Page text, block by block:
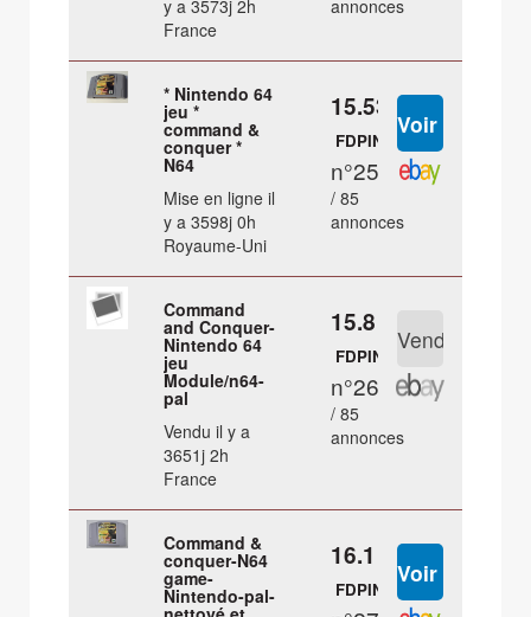
y a 3573j 2h
France
annonces
* Nintendo 64
jeu *
command &
conquer *
N64
Mise en ligne il
y a 3598j 0h
Royaume-Uni
15.53 €
FDPIN
n°25
/ 85
annonces
Command
and Conquer-
Nintendo 64
jeu
Module/n64-
pal
Vendu il y a
3651j 2h
France
15.8 €
FDPIN
n°26
/ 85
annonces
Command &
conquer-N64
game-
Nintendo-pal-
16.1 €
FDPIN